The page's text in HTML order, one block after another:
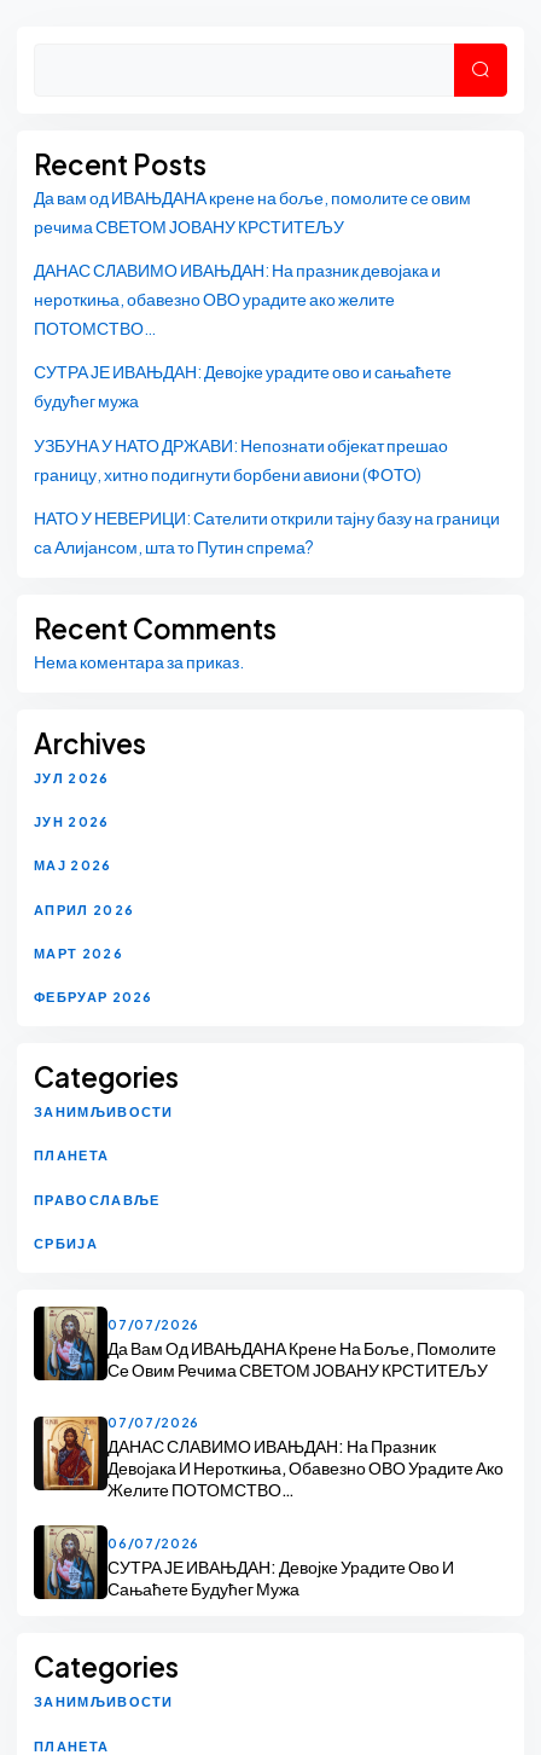
Recent Posts
Да вам од ИВАЊДАНА крене на боље, помолите се овим
речима СВЕТОМ ЈОВАНУ КРСТИТЕЉУ
ДАНАС СЛАВИМО ИВАЊДАН: На празник девојака и
нероткиња, обавезно ОВО урадите ако желите
ПОТОМСТВО…
СУТРА ЈЕ ИВАЊДАН: Девојке урадите ово и сањаћете
будућег мужа
УЗБУНА У НАТО ДРЖАВИ: Непознати објекат прешао
границу, хитно подигнути борбени авиони (ФОТО)
НАТО У НЕВЕРИЦИ: Сателити открили тајну базу на граници
са Алијансом, шта то Путин спрема?
Recent Comments
Нема коментара за приказ.
Archives
ЈУЛ 2026
ЈУН 2026
МАЈ 2026
АПРИЛ 2026
МАРТ 2026
ФЕБРУАР 2026
Categories
ЗАНИМЉИВОСТИ
ПЛАНЕТА
ПРАВОСЛАВЉЕ
СРБИЈА
07/07/2026
Да Вам Од ИВАЊДАНА Крене На Боље, Помолите
Се Овим Речима СВЕТОМ ЈОВАНУ КРСТИТЕЉУ
07/07/2026
ДАНАС СЛАВИМО ИВАЊДАН: На Празник
Девојака И Нероткиња, Обавезно ОВО Урадите Ако
Желите ПОТОМСТВО…
06/07/2026
СУТРА ЈЕ ИВАЊДАН: Девојке Урадите Ово И
Сањаћете Будућег Мужа
Categories
ЗАНИМЉИВОСТИ
ПЛАНЕТА